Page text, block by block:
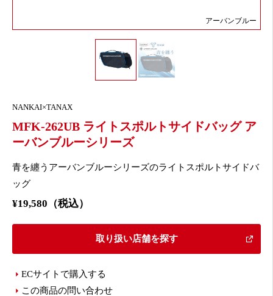
アーバンブルー
NANKAI×TANAX
MFK-262UB ライトスポルトサイドバッグ ア
ーバンブルーシリーズ
青を纏うアーバンブルーシリーズのライトスポルトサイドバ
ッグ
¥19,580（税込）
取り扱い店舗を探す
ECサイトで購入する
この商品の問い合わせ